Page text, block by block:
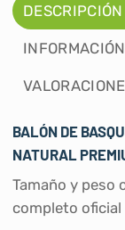
DESCRIPCIÓN
BALÓN DE
NATURAL
Tamaño y peso
completo oficial